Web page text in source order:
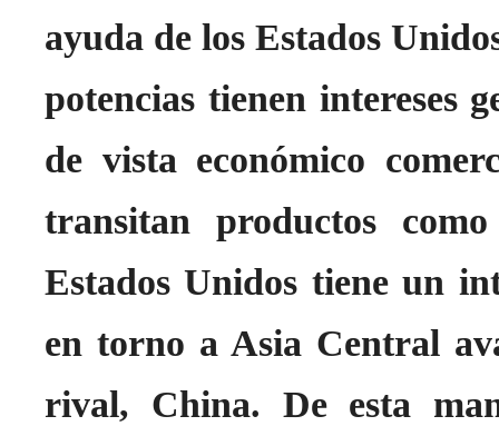
ayuda de los Estados
potencias tienen intereses
de vista económico
transitan productos
Estados Unidos tiene un
en torno a Asia Central
rival, China. De esta